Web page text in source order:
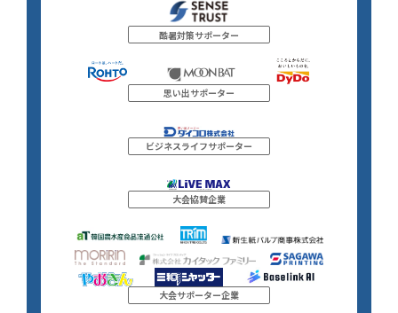
酷暑対策サポーター
思い出サポーター
ビジネスライフサポーター
大会協賛企業
大会サポーター企業